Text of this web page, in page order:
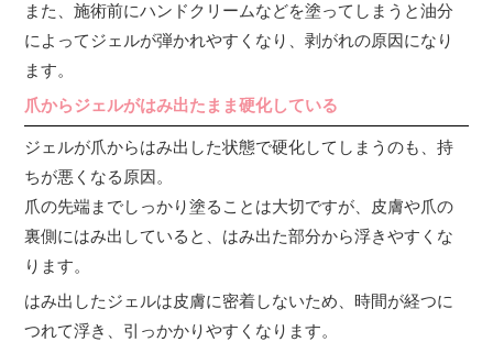
また、施術前にハンドクリームなどを塗ってしまうと油分
によってジェルが弾かれやすくなり、剥がれの原因になり
ます。
爪からジェルがはみ出たまま硬化している
ジェルが爪からはみ出した状態で硬化してしまうのも、持
ちが悪くなる原因。
爪の先端までしっかり塗ることは大切ですが、皮膚や爪の
裏側にはみ出していると、はみ出た部分から浮きやすくな
ります。
はみ出したジェルは皮膚に密着しないため、時間が経つに
つれて浮き、引っかかりやすくなります。